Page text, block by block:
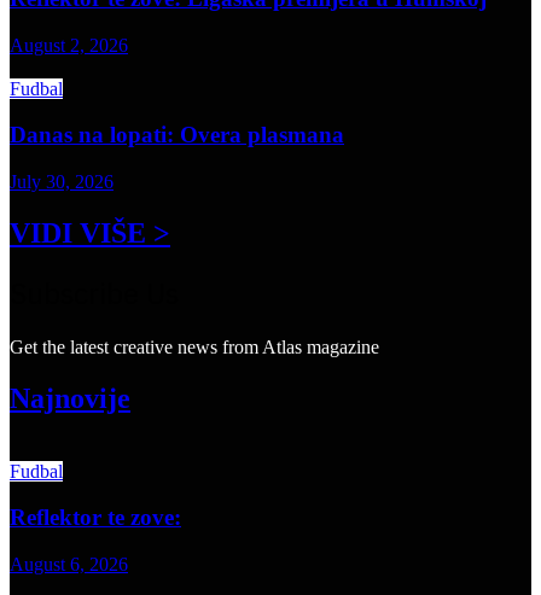
August 2, 2026
Fudbal
Danas na lopati: Overa plasmana
July 30, 2026
VIDI VIŠE >
Get the latest creative news from Atlas magazine
Najnovije
Fudbal
Reflektor te zove:
August 6, 2026